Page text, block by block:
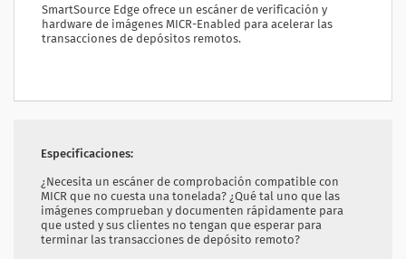
SmartSource Edge ofrece un escáner de verificación y
hardware de imágenes MICR-Enabled para acelerar las
transacciones de depósitos remotos.
Especificaciones:
¿Necesita un escáner de comprobación compatible con
MICR que no cuesta una tonelada? ¿Qué tal uno que las
imágenes comprueban y documenten rápidamente para
que usted y sus clientes no tengan que esperar para
terminar las transacciones de depósito remoto?